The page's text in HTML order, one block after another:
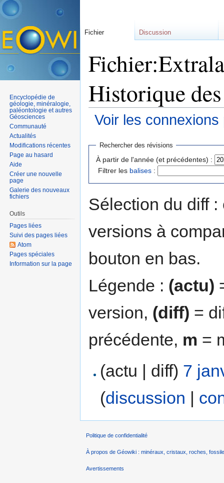
Historique
Voir les
Rechercher des révisions
À partir de l'année (et précédentes) :
Filtrer les balises :
Sélection du diff
versions à
bouton en bas.
Légende : (actu)
version, (diff) =
précédente, m =
(actu | diff) 7
(discussion |
Fichier Discussion
Encyclopédie de
géologie, minéralogie,
paléontologie et autres
Géosciences
Communauté
Actualités
Modifications récentes
Page au hasard
Aide
Créer une nouvelle
page
Galerie des nouveaux
fichiers
Outils
Pages liées
Suivi des pages liées
Atom
Pages spéciales
Information sur la page
Politique de confidentialité
À propos de Géowiki : minéraux, cristaux, roches,
Avertissements